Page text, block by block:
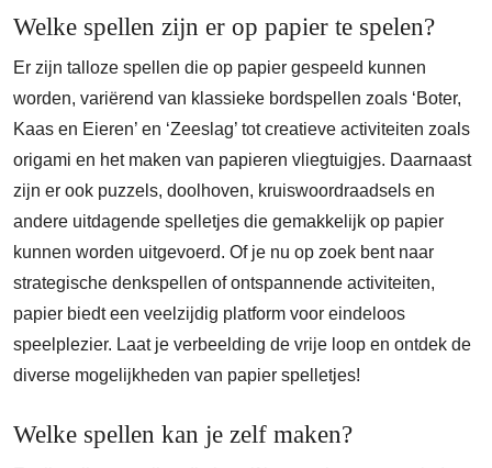
Welke spellen zijn er op papier te spelen?
Er zijn talloze spellen die op papier gespeeld kunnen
worden, variërend van klassieke bordspellen zoals ‘Boter,
Kaas en Eieren’ en ‘Zeeslag’ tot creatieve activiteiten zoals
origami en het maken van papieren vliegtuigjes. Daarnaast
zijn er ook puzzels, doolhoven, kruiswoordraadsels en
andere uitdagende spelletjes die gemakkelijk op papier
kunnen worden uitgevoerd. Of je nu op zoek bent naar
strategische denkspellen of ontspannende activiteiten,
papier biedt een veelzijdig platform voor eindeloos
speelplezier. Laat je verbeelding de vrije loop en ontdek de
diverse mogelijkheden van papier spelletjes!
Welke spellen kan je zelf maken?